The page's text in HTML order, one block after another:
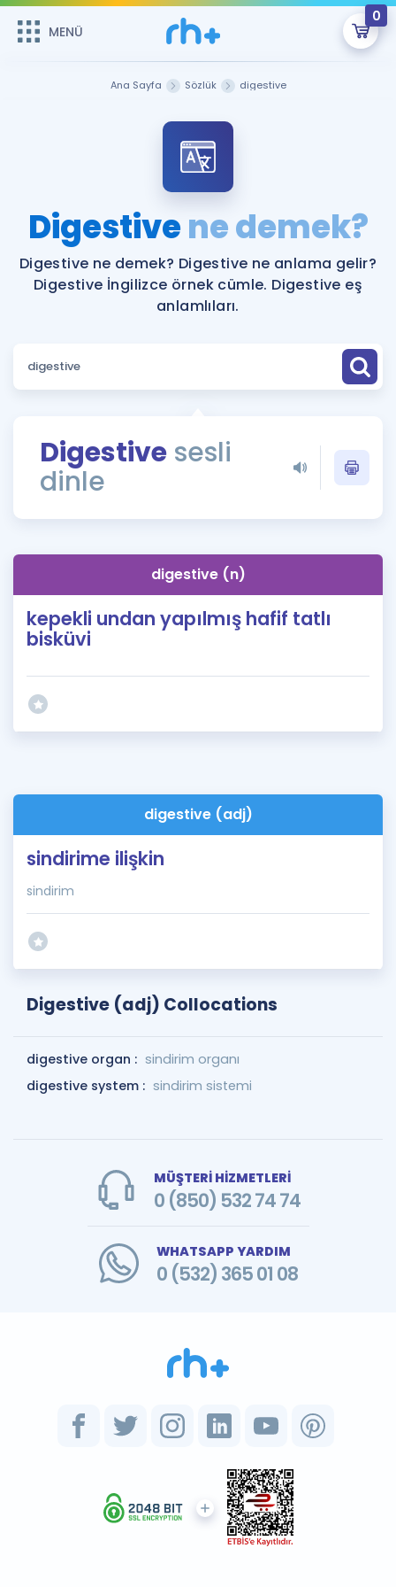
MENÜ
0
ÜYE DEĞİLİM
Sepetin Şu An Boş.
Remzi Hoca ile seni sınava hazırlayacak onlarca eğitim seni
bekliyor!
MENÜ
Katılımcı Görüşleri
Faydalı Araçlar
Sözlük
Rehberlik Aracı
ÖSYM Sınav Takvimi
İngilizce Gramer
Hakkımızda
Ana Sayfa Sözlük digestive
Digestivene demek?
Digestive ne demek? Digestive ne anlama gelir?
Digestive İngilizce örnek cümle. Digestive eş
anlamlıları.
Digestive sesli
dinle
digestive (n)
kepekli undan yapılmış hafif tatlı
bisküvi
digestive (adj)
sindirime ilişkin
sindirim
Digestive (adj) Collocations
digestive organ : sindirim organı
digestive system : sindirim sistemi
MÜŞTERİ HİZMETLERİ
0 (850) 532 74 74
WHATSAPP YARDIM
0 (532) 365 01 08